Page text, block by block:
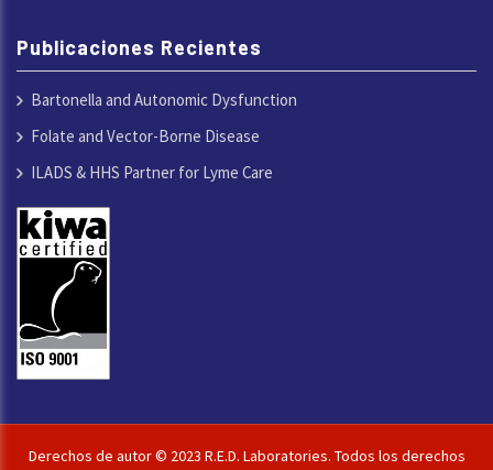
Publicaciones Recientes
Bartonella and Autonomic Dysfunction
Folate and Vector-Borne Disease
ILADS & HHS Partner for Lyme Care
Derechos de autor © 2023 R.E.D. Laboratories. Todos los derechos